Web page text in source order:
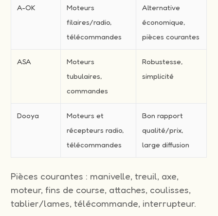
A-OK
Moteurs
filaires/radio,
télécommandes
Alternative
économique,
pièces courantes
ASA
Moteurs
tubulaires,
commandes
Robustesse,
simplicité
Dooya
Moteurs et
récepteurs radio,
télécommandes
Bon rapport
qualité/prix,
large diffusion
Pièces courantes : manivelle, treuil, axe,
moteur, fins de course, attaches, coulisses,
tablier/lames, télécommande, interrupteur.